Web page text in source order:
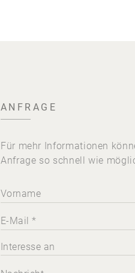
ANFRAGE
Für mehr Informationen
Anfrage so schnell wie